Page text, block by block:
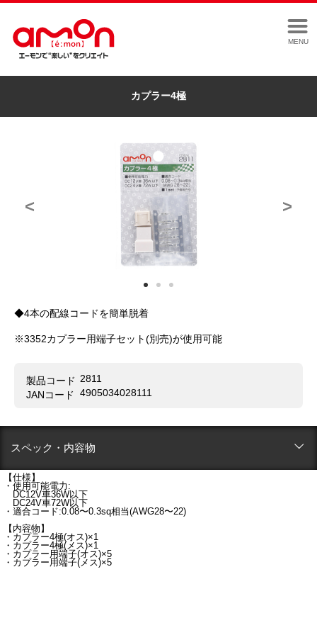
MENU
カプラー4極
< >
◆4本の配線コードを簡単脱着
※3352カプラー用端子セット(別売)が使用可能
製品コード 2811
JANコード
4905034028111
スペック・内容物
【仕様】
・使用可能電力:
DC12V車36W以下
DC24V車72W以下
・適合コード:0.08〜0.3sq相当(AWG28〜22)
【内容物】
・カプラー4極(オス)×1
・カプラー4極(メス)×1
・カプラー用端子(オス)×5
・カプラー用端子(メス)×5